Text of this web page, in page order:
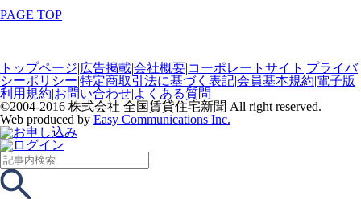
PAGE TOP
トップページ|広告掲載|会社概要|コーポレートサイト |プライバ
シーポリシー|特定商取引法に基づく表記|会員基本規約|電子版
利用規約|お問い合わせ|よくある質問
©2004-2016 株式会社 全国賃貸住宅新聞 All right reserved.
Web produced by Easy Communications Inc.